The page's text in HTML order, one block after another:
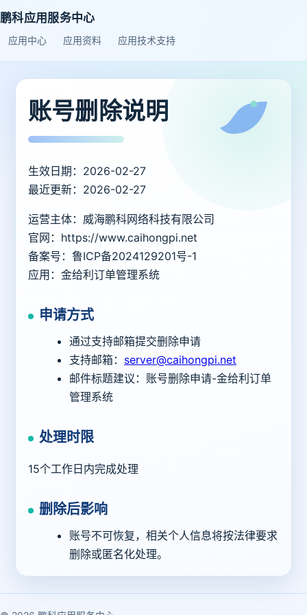
鹏科应用服务中心
应用中心 应用资料 应用技术支持
账号删除说明
生效日期：2026-02-27
最近更新：2026-02-27
运营主体：威海鹏科网络科技有限公司
官网：https://www.caihongpi.net
备案号：鲁ICP备2024129201号-1
应用：金给利订单管理系统
申请方式
通过支持邮箱提交删除申请
支持邮箱： server@caihongpi.net
邮件标题建议：账号删除申请-金给利订单
管理系统
处理时限
15个工作日内完成处理
删除后影响
账号不可恢复，相关个人信息将按法律要求
删除或匿名化处理。